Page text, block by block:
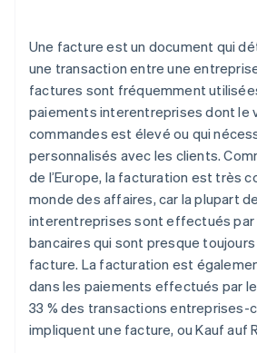
Une facture est un document qui
une transaction entre une
factures sont fréquemment
paiements interentreprises dont le
commandes est élevé ou qui
personnalisés avec les clients.
de l’Europe, la facturation est très
monde des affaires, car la plupart
interentreprises sont effectués par
bancaires qui sont presque toujours
facture. La facturation est
dans les paiements effectués par
33 % des transactions entreprises-
impliquent une facture, ouKauf auf